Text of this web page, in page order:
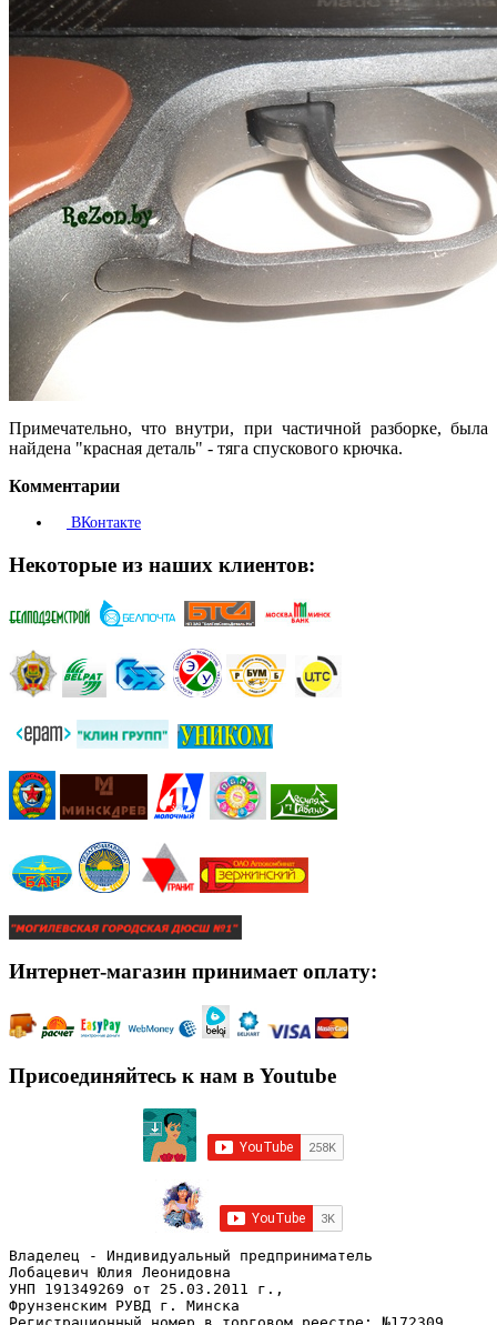
Примечательно, что внутри, при частичной разборке, была
найдена "красная деталь" - тяга спускового крючка.
Комментарии
ВКонтакте
Некоторые из наших клиентов:
Интернет-магазин принимает оплату:
Присоединяйтесь к нам в Youtube
Владелец - Индивидуальный предприниматель
Лобацевич Юлия Леонидовна
УНП 191349269 от 25.03.2011 г.,
Фрунзенским РУВД г. Минска